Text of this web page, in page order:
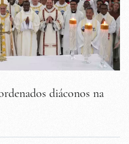
diáconos na